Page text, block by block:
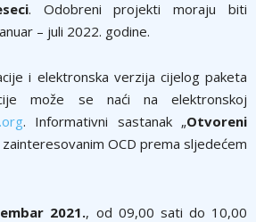
. Odobreni projekti moraju biti
– juli 2022. godine.
i elektronska verzija cijelog paketa
može se naći na elektronskoj
. Informativni sastanak „Otvoreni
OCD prema sljedećem
2021., od 09,00 sati do 10,00